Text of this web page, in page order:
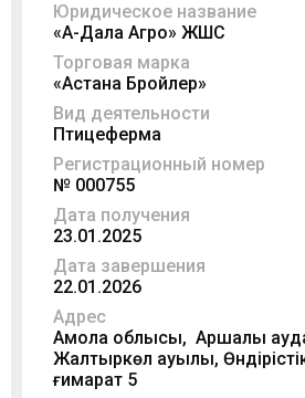
Юридическое название
«Ақ-Дала Агро» ЖШС
Торговая марка
«Астана Бройлер»
Вид деятельности
Птицеферма
Регистрационный номер
№ 000755
Дата получения
23.01.2025
Дата завершения
22.01.2026
Адрес
Ақмола облысы, Аршалы
Жалтыркөл ауылы,
ғимарат 5